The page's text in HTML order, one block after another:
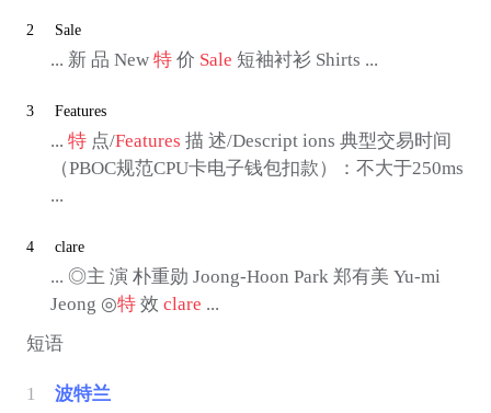
2 Sale
... 新 品 New 特价 Sale 短袖衬衫 Shirts ...
3 Features
... 特点/Features 描 述/Descript ions 典型交易时间
（PBOC规范CPU卡电子钱包扣款）：不大于250ms
...
4 clare
... ◎主 演 朴重勋 Joong-Hoon Park 郑有美 Yu-mi
Jeong ◎特效 clare ...
短语
1 波特兰